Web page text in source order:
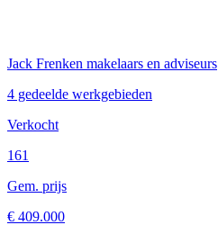
Jack Frenken makelaars en adviseurs
4 gedeelde werkgebieden
Verkocht
161
Gem. prijs
€ 409.000